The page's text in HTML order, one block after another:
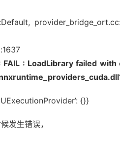
: LoadLibrary failed
{}}
发生错误，